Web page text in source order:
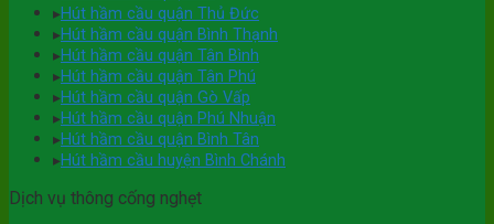
▸Hút hầm cầu quận Thủ Đức
▸Hút hầm cầu quận Bình Thạnh
▸Hút hầm cầu quận Tân Bình
▸Hút hầm cầu quận Tân Phú
▸Hút hầm cầu quận Gò Vấp
▸Hút hầm cầu quận Phú Nhuận
▸Hút hầm cầu quận Bình Tân
▸Hút hầm cầu huyện Bình Chánh
Dịch vụ thông cống nghẹt